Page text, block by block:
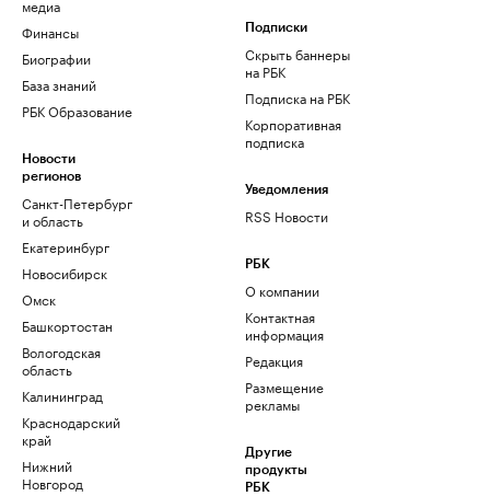
медиа
Финансы
Биографии
База знаний
РБК Образование
Новости
регионов
Санкт-Петербург
и область
Екатеринбург
Новосибирск
Омск
Башкортостан
Вологодская
область
Калининград
Краснодарский
край
Нижний
Новгород
Подписки
Скрыть баннеры
на РБК
Подписка на РБК
Корпоративная
подписка
Уведомления
RSS Новости
РБК
О компании
Контактная
информация
Редакция
Размещение
рекламы
Другие
продукты
РБК